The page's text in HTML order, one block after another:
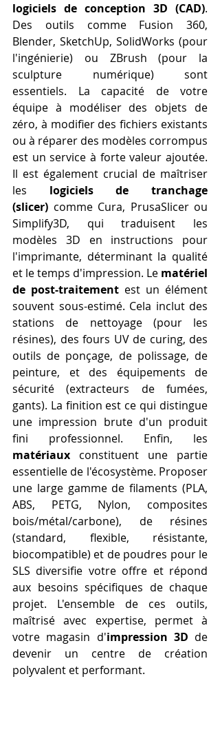
logiciels de conception 3D (CAD).
Des outils comme Fusion 360,
Blender, SketchUp, SolidWorks (pour
l'ingénierie) ou ZBrush (pour la
sculpture numérique) sont
essentiels. La capacité de votre
équipe à modéliser des objets de
zéro, à modifier des fichiers existants
ou à réparer des modèles corrompus
est un service à forte valeur ajoutée.
Il est également crucial de maîtriser
les logiciels de tranchage
(slicer) comme Cura, PrusaSlicer ou
Simplify3D, qui traduisent les
modèles 3D en instructions pour
l'imprimante, déterminant la qualité
et le temps d'impression. Le matériel
de post-traitement est un élément
souvent sous-estimé. Cela inclut des
stations de nettoyage (pour les
résines), des fours UV de curing, des
outils de ponçage, de polissage, de
peinture, et des équipements de
sécurité (extracteurs de fumées,
gants). La finition est ce qui distingue
une impression brute d'un produit
matériaux constituent une partie
essentielle de l'écosystème. Proposer
une large gamme de filaments (PLA,
ABS, PETG, Nylon, composites
bois/métal/carbone), de résines
(standard, flexible, résistante,
biocompatible) et de poudres pour le
SLS diversifie votre offre et répond
aux besoins spécifiques de chaque
projet. L'ensemble de ces outils,
maîtrisé avec expertise, permet à
votre magasin d'impression 3D de
devenir un centre de création
polyvalent et performant.